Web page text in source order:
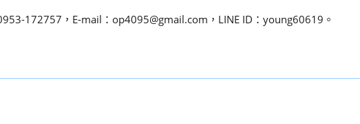
172757，E-mail：op4095@gmail.com，LINE ID：young60619。